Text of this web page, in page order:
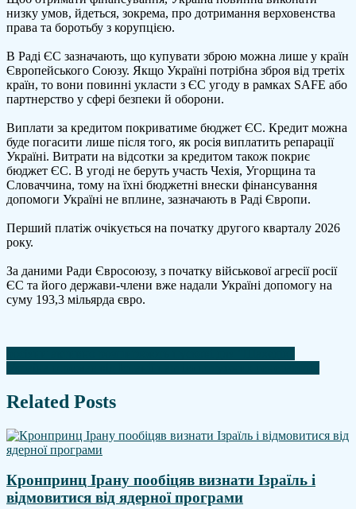
низку умов, йдеться, зокрема, про дотримання верховенства
права та боротьбу з корупцією.
В Раді ЄС зазначають, що купувати зброю можна лише у країн
Європейського Союзу. Якщо Україні потрібна зброя від третіх
країн, то вони повинні укласти з ЄС угоду в рамках SAFE або
партнерство у сфері безпеки й оборони.
Виплати за кредитом покриватиме бюджет ЄС. Кредит можна
буде погасити лише після того, як росія виплатить репарації
Україні. Витрати на відсотки за кредитом також покриє
бюджет ЄС. В угоді не беруть участь Чехія, Угорщина та
Словаччина, тому на їхні бюджетні внески фінансування
допомоги Україні не вплине, зазначають в Раді Європи.
Перший платіж очікується на початку другого кварталу 2026
року.
За даними Ради Євросоюзу, з початку військової агресії росії
ЄС та його держави-члени вже надали Україні допомогу на
суму 193,3 мільярда євро.
Навігація
записів
Related Posts
Кронпринц Ірану пообіцяв визнати Ізраїль і
відмовитися від ядерної програми